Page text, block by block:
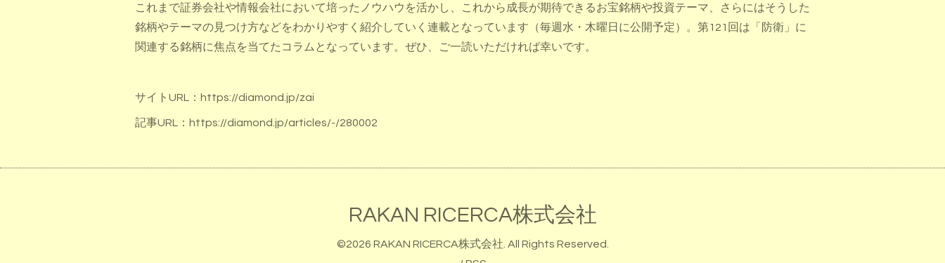
これまで証券会社や情報会社において培ったノウハウを活かし、これから成長が期待できるお宝銘柄や投資テーマ、さらにはそうした
銘柄やテーマの見つけ方などをわかりやすく紹介していく連載となっています（毎週水・木曜日に公開予定）。第121回は「防衛」に
関連する銘柄に焦点を当てたコラムとなっています。ぜひ、ご一読いただければ幸いです。
サイトURL： https://diamond.jp/zai
記事URL： https://diamond.jp/articles/-/280002
RAKAN RICERCA株式会社
©2026 RAKAN RICERCA株式会社 . All Rights Reserved.